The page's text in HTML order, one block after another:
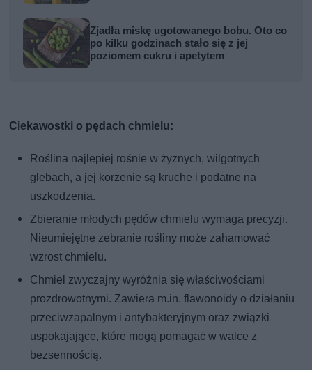
Zjadła miskę ugotowanego bobu. Oto co
po kilku godzinach stało się z jej
poziomem cukru i apetytem
Ciekawostki o pędach chmielu:
Roślina najlepiej rośnie w żyznych, wilgotnych
glebach, a jej korzenie są kruche i podatne na
uszkodzenia.
Zbieranie młodych pędów chmielu wymaga precyzji.
Nieumiejętne zebranie rośliny może zahamować
wzrost chmielu.
Chmiel zwyczajny wyróżnia się właściwościami
prozdrowotnymi. Zawiera m.in. flawonoidy o działaniu
przeciwzapalnym i antybakteryjnym oraz związki
uspokajające, które mogą pomagać w walce z
bezsennością.